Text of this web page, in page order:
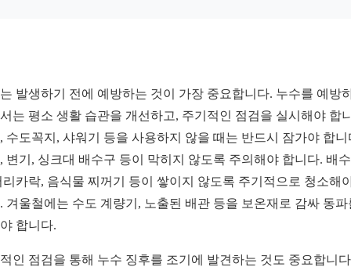
발생하기 전에 예방하는 것이 가장 중요합니다. 누수를 예방
는 평소 생활 습관을 개선하고, 주기적인 점검을 실시해야 합
수도꼭지, 샤워기 등을 사용하지 않을 때는 반드시 잠가야 합니
변기, 싱크대 배수구 등이 막히지 않도록 주의해야 합니다. 배
리카락, 음식물 찌꺼기 등이 쌓이지 않도록 주기적으로 청소해
겨울철에는 수도 계량기, 노출된 배관 등을 보온재로 감싸 동파
합니다.
인 점검을 통해 누수 징후를 조기에 발견하는 것도 중요합니